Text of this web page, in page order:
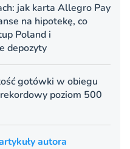
jak karta Allegro Pay
na hipotekę, co
Poland i
depozyty
gotówki w obiegu
rekordowy poziom 500
autora